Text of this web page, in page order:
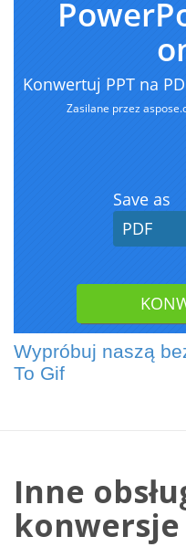
Wypróbuj naszą
To Gif
Inne
konwersje